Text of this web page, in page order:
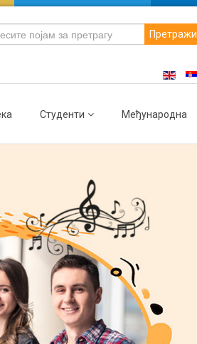
Претражи
Студенти Међународна